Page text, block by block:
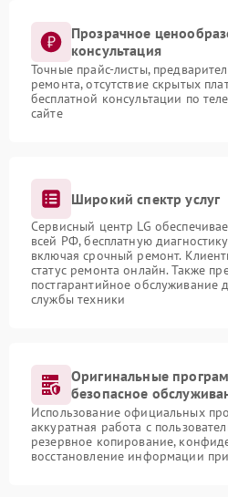
Прозрачное
консультация
Точные прайс-листы,
ремонта, отсутствие скрытых
бесплатной консультации по
сайте
Широкий спектр услуг
Сервисный центр LG
всей РФ, бесплатную
включая срочный ремонт.
статус ремонта онлайн. Также
постгарантийное обслуживание
службы техники
Оригинальные
безопасное
Использование официальных
аккуратная работа с
резервное копирование,
восстановление информации